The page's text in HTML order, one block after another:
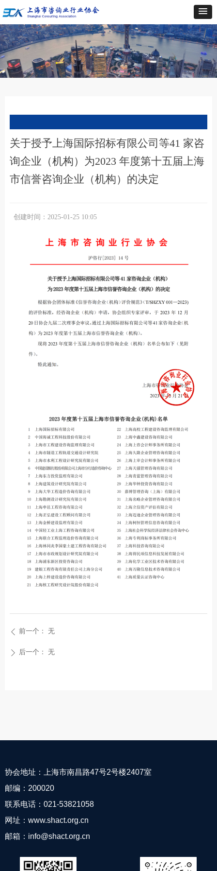
关于授予上海国际招标有限公司等41 家咨
询企业（机构）为2023 年度第十五届上海
市信誉咨询企业（机构）的决定
创建时间： 2025-01-25 10:05
ꄴ 前一个： 无
ꄲ 后一个： 无
协会地址：上海市南昌路47号2号楼2407室
邮编：200020
联系电话：021-53821058
网址：www.shact.org.cn
邮箱：info@shact.org.cn